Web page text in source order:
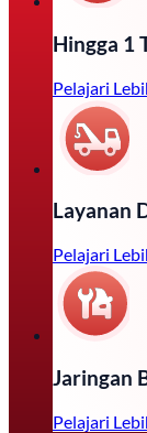
Hingga 1
Pelajari
Layanan
Pelajari
Jaringan
Pelajari